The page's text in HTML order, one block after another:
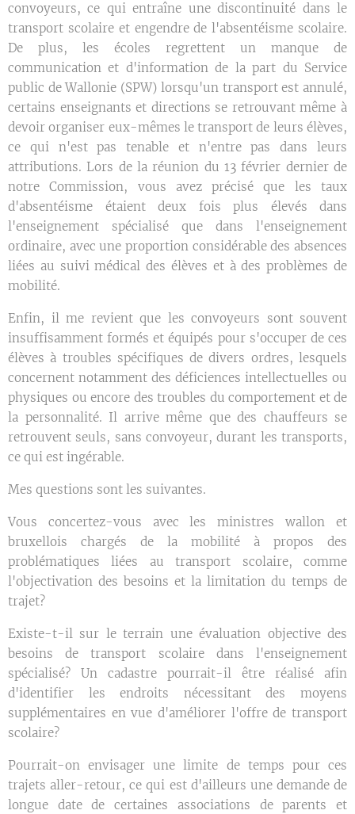
convoyeurs, ce qui entraîne une discontinuité dans le
transport scolaire et engendre de l'absentéisme scolaire.
De plus, les écoles regrettent un manque de
communication et d'information de la part du Service
public de Wallonie (SPW) lorsqu'un transport est annulé,
certains enseignants et directions se retrouvant même à
devoir organiser eux-mêmes le transport de leurs élèves,
ce qui n'est pas tenable et n'entre pas dans leurs
attributions. Lors de la réunion du 13 février dernier de
notre Commission, vous avez précisé que les taux
d'absentéisme étaient deux fois plus élevés dans
l'enseignement spécialisé que dans l'enseignement
ordinaire, avec une proportion considérable des absences
liées au suivi médical des élèves et à des problèmes de
mobilité.
Enfin, il me revient que les convoyeurs sont souvent
insuffisamment formés et équipés pour s'occuper de ces
élèves à troubles spécifiques de divers ordres, lesquels
concernent notamment des déficiences intellectuelles ou
physiques ou encore des troubles du comportement et de
la personnalité. Il arrive même que des chauffeurs se
retrouvent seuls, sans convoyeur, durant les transports,
ce qui est ingérable.
Mes questions sont les suivantes.
Vous concertez-vous avec les ministres wallon et
bruxellois chargés de la mobilité à propos des
problématiques liées au transport scolaire, comme
l'objectivation des besoins et la limitation du temps de
trajet?
Existe-t-il sur le terrain une évaluation objective des
besoins de transport scolaire dans l'enseignement
spécialisé? Un cadastre pourrait-il être réalisé afin
d'identifier les endroits nécessitant des moyens
supplémentaires en vue d'améliorer l'offre de transport
scolaire?
Pourrait-on envisager une limite de temps pour ces
trajets aller-retour, ce qui est d'ailleurs une demande de
longue date de certaines associations de parents et